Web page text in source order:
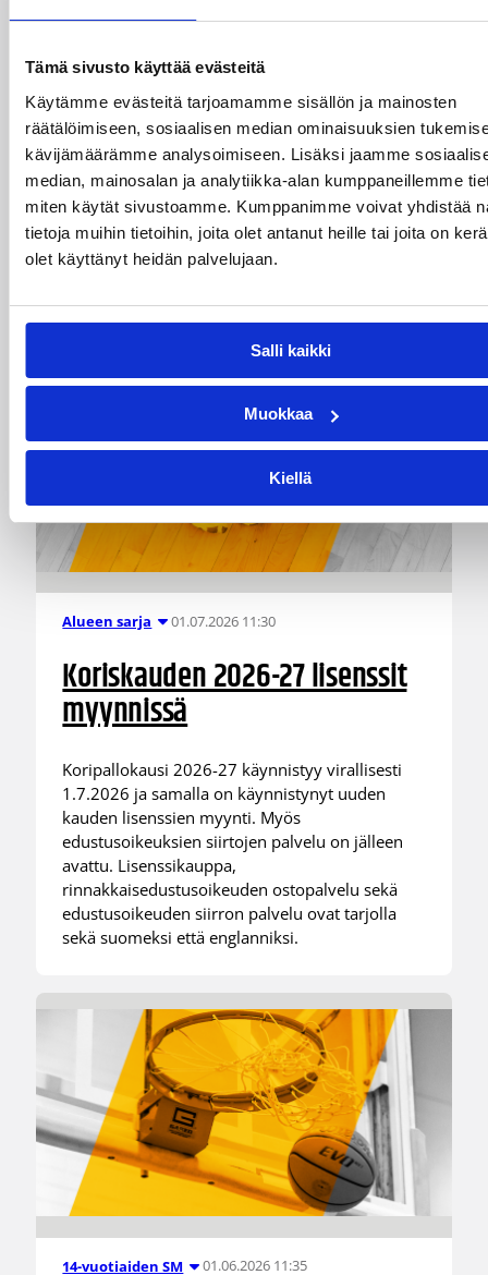
Tämä sivusto käyttää evästeitä
Käytämme evästeitä tarjoamamme sisällön ja mainosten
räätälöimiseen, sosiaalisen median ominaisuuksien
kävijämäärämme analysoimiseen. Lisäksi jaamme
median, mainosalan ja analytiikka-alan kumppaneillemme
miten käytät sivustoamme. Kumppanimme voivat yhdistää
tietoja muihin tietoihin, joita olet antanut heille tai joita on
olet käyttänyt heidän palvelujaan.
Salli kaikki
Muokkaa
Kiellä
Vielä ehdit hakea mukaan
Lastenvalmennusverkostoon
kaudelle 2026–2027!
Syksyllä 2026 käynnistyvään kolmanteen
verkostovuoteen etsitään valmentajia, jotka
haluavat sitoutua lasten valmennuksen
kehittämiseen henkilökohtaisella ja oman
Alueen sarja 01.07.2026 11:30
Koriskauden 2026-27 lisenssit
myynnissä
Koripallokausi 2026-27 käynnistyy virallisesti
1.7.2026 ja samalla on käynnistynyt uuden
kauden lisenssien myynti. Myös
edustusoikeuksien siirtojen palvelu on jälleen
avattu. Lisenssikauppa,
rinnakkaisedustusoikeuden ostopalvelu sekä
edustusoikeuden siirron palvelu ovat tarjolla
sekä suomeksi että englanniksi.
14-vuotiaiden SM 01.06.2026 11:35